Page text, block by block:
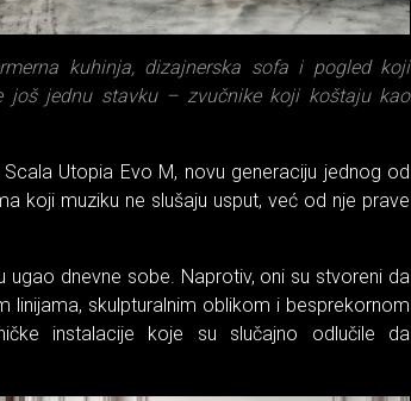
kuhinja, dizajnerska sofa i pogled koji
jednu stavku – zvučnike koji koštaju kao
Utopia Evo M, novu generaciju jednog od
koji muziku ne slušaju usput, već od nje prave
dnevne sobe. Naprotiv, oni su stvoreni da
linijama, skulpturalnim oblikom i besprekornom
instalacije koje su slučajno odlučile da